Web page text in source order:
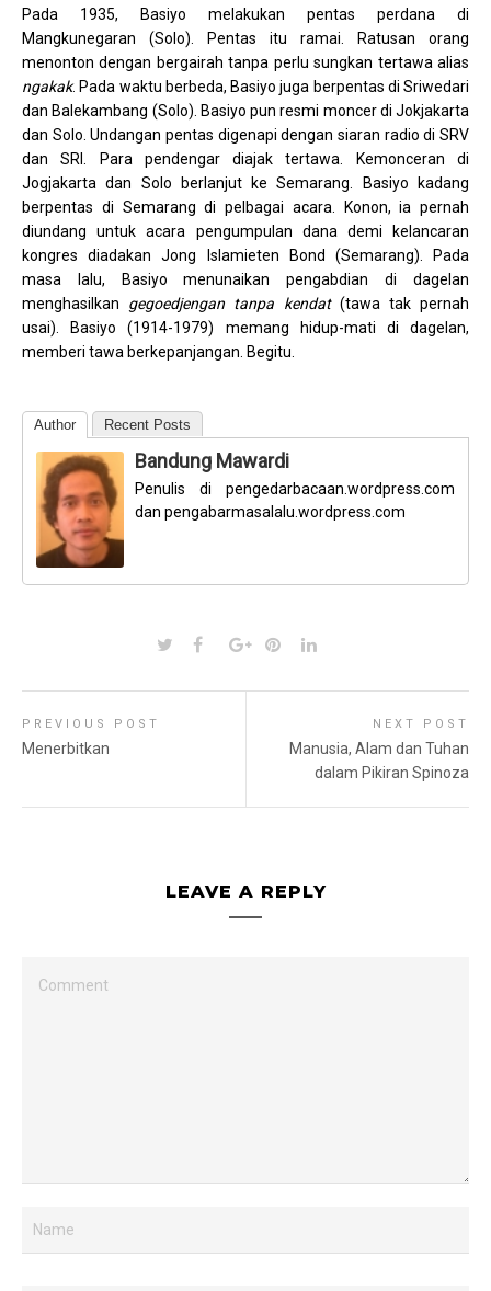
Pada 1935, Basiyo melakukan pentas perdana di
Mangkunegaran (Solo). Pentas itu ramai. Ratusan orang
menonton dengan bergairah tanpa perlu sungkan tertawa alias
ngakak. Pada waktu berbeda, Basiyo juga berpentas di Sriwedari
dan Balekambang (Solo). Basiyo pun resmi moncer di Jokjakarta
dan Solo. Undangan pentas digenapi dengan siaran radio di SRV
dan SRI. Para pendengar diajak tertawa. Kemonceran di
Jogjakarta dan Solo berlanjut ke Semarang. Basiyo kadang
berpentas di Semarang di pelbagai acara. Konon, ia pernah
diundang untuk acara pengumpulan dana demi kelancaran
kongres diadakan Jong Islamieten Bond (Semarang). Pada
masa lalu, Basiyo menunaikan pengabdian di dagelan
menghasilkan gegoedjengan tanpa kendat(tawa tak pernah
usai). Basiyo (1914-1979) memang hidup-mati di dagelan,
memberi tawa berkepanjangan. Begitu.
Author Recent Posts
Bandung Mawardi
Penulis di pengedarbacaan.wordpress.com
dan pengabarmasalalu.wordpress.com
PREVIOUS POST
Menerbitkan
NEXT POST
Manusia, Alam dan Tuhan
dalam Pikiran Spinoza
LEAVE A REPLY